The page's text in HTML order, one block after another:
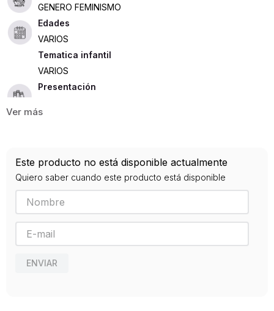
GENERO FEMINISMO
Edades
VARIOS
Tematica infantil
VARIOS
Presentación
9788437611891
Editorial
CATEDRA
Año de publicación
1993
Este producto no está disponible actualmente
Quiero saber cuando este producto está disponible
ENVIAR